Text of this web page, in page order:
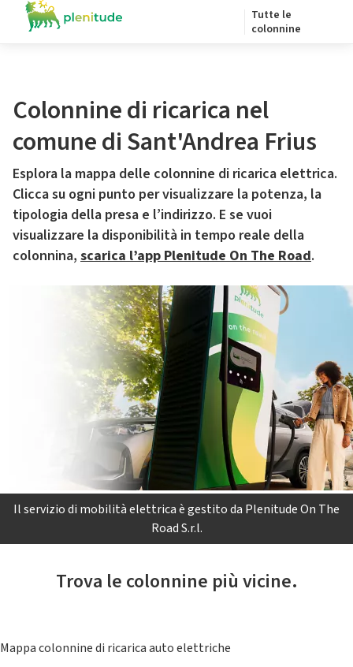
Tutte le
colonnine
Colonnine di ricarica nel
comune di Sant'Andrea Frius
Esplora la mappa delle colonnine di ricarica elettrica.
Clicca su ogni punto per visualizzare la potenza, la
tipologia della presa e l’indirizzo. E se vuoi
visualizzare la disponibilità in tempo reale della
colonnina, scarica l’app Plenitude On The Road.
Il servizio di mobilità elettrica è gestito da Plenitude On The
Road S.r.l.
Trova le colonnine più vicine.
Mappa colonnine di ricarica auto elettriche